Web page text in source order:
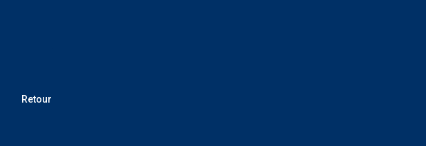
Retour